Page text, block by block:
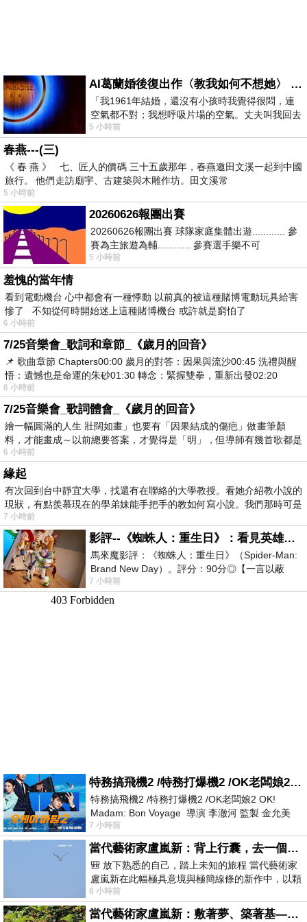
AI葛蘭婚後復出作〈教我如何不想她〉 #戀上老電影 #葛蘭 #粟子
「我1961年結婚，還沒有小孩時我覺得很悶，連
空氣都不對；我想呼吸片場的空氣。丈夫叫我回去
試試看……拍了〈教我如何不想她〉（1963
5 小時前
春燕---(三)
《 春 燕 》 七、匠人的價碼 三十五歲那年，春燕邀田文溪一起到中國
旅行。 他們走訪廟宇、古建築與木雕作坊。田文溪常
5 小時前
20260626報團出賽
20260626報團出賽 球隊家庭集體出遊............ 參
賽為主旅遊為輔............ 參賽選手樂不可
支............ 賽前旅遊
5 小時前
羞愧的當年情
看到電動機台 心中都會有一種悸動 以前真的被這種賭博電動玩具給害
慘了 不知從何時開始迷上這種賭博機台 或許就是窮怕了
6 小時前
7/25音樂會_歌詞和章節_《歲月的回音》
📌 歌曲章節 Chapters00:00​ 歲月的對答：因果與流沙00:45​ 洗禮與醒
悟：遺憾也是命運的朱砂01:30​ 轉念：緊握雙拳，重新出發02:20
6 小時前
7/25音樂會_歌詞體會_《歲月的回音》
繪一幅圓滿的人生 壯闊如畫」也要有「因果結成的傷疤」做畫筆顏
料，才能畫成～以前總要答案，才覺得是「明」，但導師有幾首歌都是
在教
6 小時前
緣起
有次回到台中靜宜大學，找還有在聯絡的大學教授。看她介紹教小說的
現狀，有點羨慕現在的學弟妹能手把手的教如何寫小說。我們那時可是
7 小時前
影評--《蜘蛛人：重生日》：看見英雄的孤獨與重生
馬來魔影評：《蜘蛛人：重生日》（Spider-Man:
Brand New Day）。評分：90分◎【一言以蔽
之】：一個失去一切的英雄，學會放下孤獨、
7 小時前
特務搞飛機2 /特務打爆機2 /OK老闆娘2 OK! Madam: Bon Voyage
特務搞飛機2 /特務打爆機2 /OK老闆娘2 OK!
Madam: Bon Voyage 導演 李澈河 監製 金允美
劇本 申鉉成 主演 嚴正化 朴誠雄
7 小時前
當代藝術家盧嵐新：背上行囊，去一個沒有人認識你的地方——看風景，也遇見渴望出發的自己
🎒 放下熟悉的自己，踏上未知的旅程 當代藝術家
盧嵐新在此幅極具意境與極簡線條的新作中，以顆
粒感豐富的灰綠粗糙背景，搭配凝練且具
8 小時前
當代藝術家盧嵐新：敷著夢、築著基——讓筆觸成為存在過的證據，將相遇的溫度熔鑄成新的模樣